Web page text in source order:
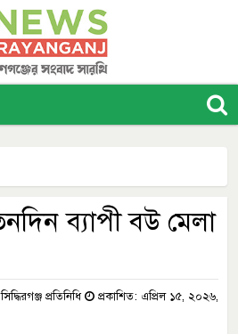
ব্যাপী বউ মেলা
প্রতিনিধি
প্রকাশিত: এপ্রিল ১৫, ২০২৬,